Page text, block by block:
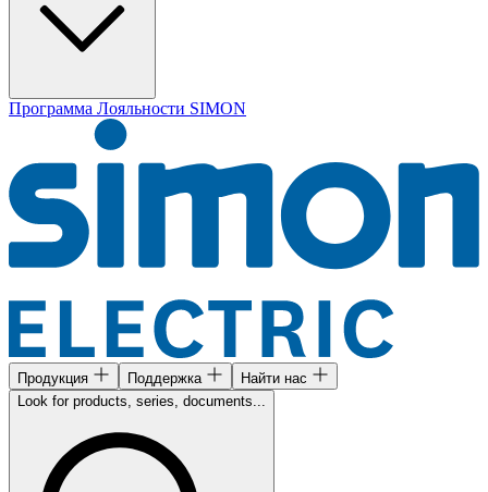
Программа Лояльности SIMON
Продукция Поддержка
Найти нас
Look for products, series, documents...